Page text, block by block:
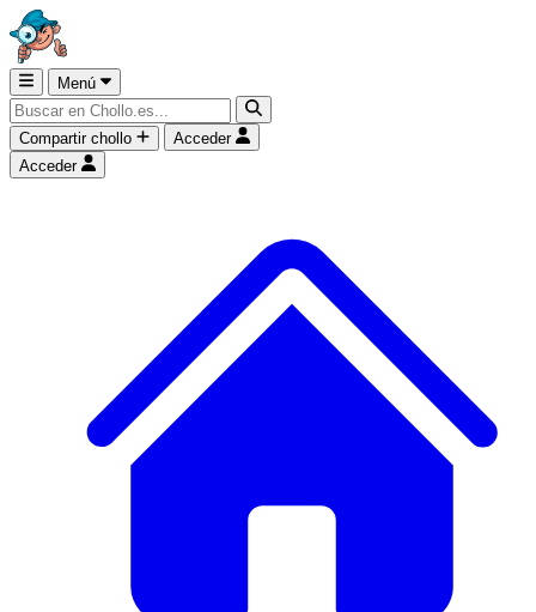
Menú
Compartir chollo
Acceder
Acceder